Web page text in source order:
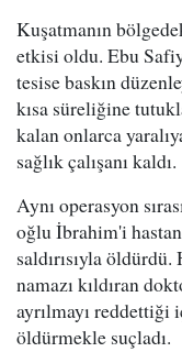
Kuşatmanın
etkisi oldu. Ebu
tesise baskın
kısa süreliğine
kalan onlarca
sağlık çalışanı kaldı.
Aynı operasyon
oğlu İbrahim'i
saldırısıyla
namazı kıldıran
ayrılmayı reddettiği
öldürmekle suçladı.